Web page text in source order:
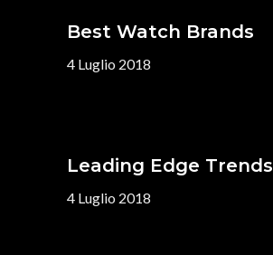
Best Watch Brands
4 Luglio 2018
Leading Edge Trends
4 Luglio 2018